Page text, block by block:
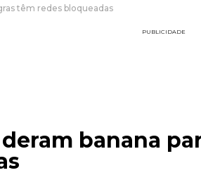
têm redes bloqueadas
PUBLICIDADE
banana